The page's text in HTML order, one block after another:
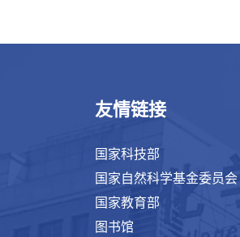
友情链接
国家科技部
国家自然科学基金委员会
国家教育部
图书馆